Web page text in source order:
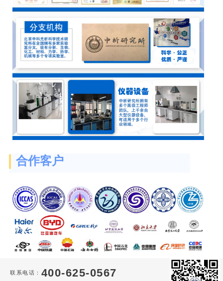
合作客户
联系电话： 400-625-0567